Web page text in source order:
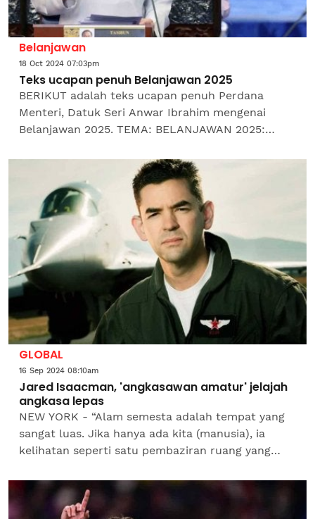
Belanjawan
18 Oct 2024 07:03pm
Teks ucapan penuh Belanjawan 2025
BERIKUT adalah teks ucapan penuh Perdana
Menteri, Datuk Seri Anwar Ibrahim mengenai
Belanjawan 2025. TEMA: BELANJAWAN 2025:
MENSEJAHTERA RAKYAT MUKADIMAH Tuan...
GLOBAL
16 Sep 2024 08:10am
Jared Isaacman, 'angkasawan amatur' jelajah
angkasa lepas
NEW YORK - “Alam semesta adalah tempat yang
sangat luas. Jika hanya ada kita (manusia), ia
kelihatan seperti satu pembaziran ruang yang
ahli...